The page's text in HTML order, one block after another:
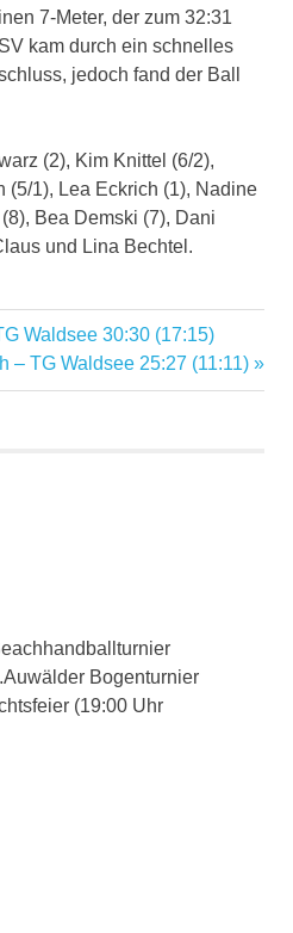
7-Meter, der zum 32:31
kam durch ein schnelles
jedoch fand der Ball
(2), Kim Knittel (6/2),
(5/1), Lea Eckrich (1), Nadine
Bea Demski (7), Dani
und Lina Bechtel.
Waldsee 30:30 (17:15)
– TG Waldsee 25:27 (11:11)
Bogenturnier
(19:00 Uhr